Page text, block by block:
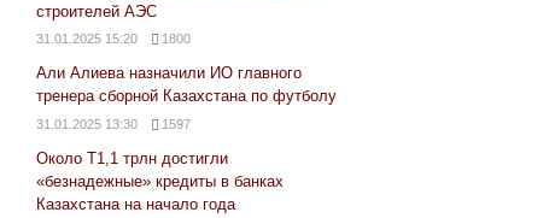
строителей АЭС
31.01.2025 15:20 1800
Али Алиева назначили ИО главного
тренера сборной Казахстана по футболу
31.01.2025 13:30 1597
Около Т1,1 трлн достигли
«безнадежные» кредиты в банках
Казахстана на начало года